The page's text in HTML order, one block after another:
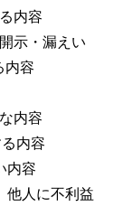
内容
示・漏えい
内容
内容
内容
内容
他人に不利益